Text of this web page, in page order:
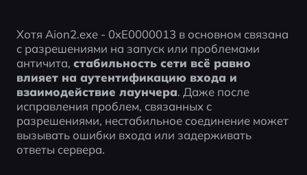
Хотя Aion2.exe - 0xE0000013 в основном связана
с разрешениями на запуск или проблемами
античита, стабильность сети всё равно
влияет на аутентификацию входа и
взаимодействие лаунчера. Даже после
исправления проблем, связанных с
разрешениями, нестабильное соединение может
вызывать ошибки входа или задерживать
ответы сервера.